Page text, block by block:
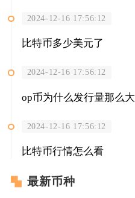
2024-12-16 17:56:12
比特币多少美元了
2024-12-16 17:56:12
op币为什么发行量那么大
2024-12-16 17:56:12
比特币行情怎么看
最新币种